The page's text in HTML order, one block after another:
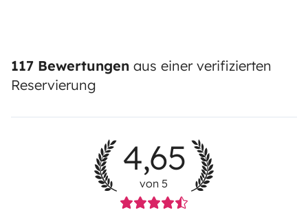
117 Bewertungen aus einer verifizierten
Reservierung
4,65
von 5